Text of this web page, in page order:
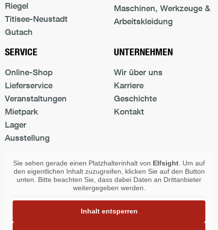
Riegel
Titisee-Neustadt
Gutach
Maschinen, Werkzeuge &
Arbeitskleidung
SERVICE
Online-Shop
Lieferservice
Veranstaltungen
Mietpark
Lager
Ausstellung
UNTERNEHMEN
Wir über uns
Karriere
Geschichte
Kontakt
Sie sehen gerade einen Platzhalterinhalt von Elfsight. Um auf
den eigentlichen Inhalt zuzugreifen, klicken Sie auf den Button
unten. Bitte beachten Sie, dass dabei Daten an Drittanbieter
weitergegeben werden.
Inhalt entsperren